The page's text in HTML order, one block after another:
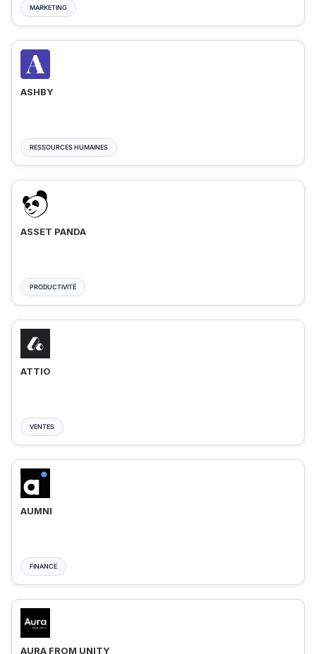
MARKETING
ASHBY
RESSOURCES HUMAINES
ASSET PANDA
PRODUCTIVITÉ
ATTIO
VENTES
AUMNI
FINANCE
AURA FROM UNITY